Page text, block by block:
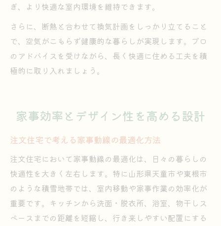
ぎ、より快適な室内環境を維持できます。
さらに、断熱と合わせて換気計画をしっかり立てること
で、空気がこもらず健康的な暮らしが実現します。プロ
のアドバイスを受けながら、長く快適に住める工夫を積
極的に取り入れましょう。
家事効率とデザイン性を高める設計
注文住宅で考える家事動線の最適化方法
注文住宅において家事動線の最適化は、日々の暮らしの
快適性を大きく左右します。特に山形県天童市や東根市
のような積雪地帯では、室内移動や家事作業の効率化が
重要です。キッチンから洗面・脱衣所、浴室、物干しス
ペースまでの距離を短縮し、行き来しやすい配置にする